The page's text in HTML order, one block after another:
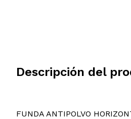
Descripción del
FUNDA ANTIPOLVO